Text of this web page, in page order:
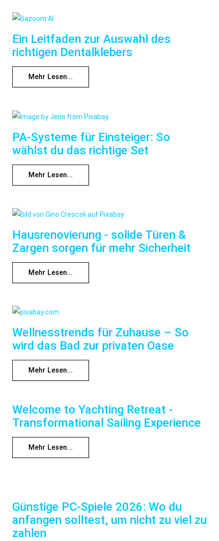
Ein Leitfaden zur Auswahl des
richtigen Dentalklebers
Mehr Lesen...
PA-Systeme für Einsteiger: So
wählst du das richtige Set
Mehr Lesen...
Hausrenovierung - solide Türen &
Zargen sorgen für mehr Sicherheit
Mehr Lesen...
Wellnesstrends für Zuhause – So
wird das Bad zur privaten Oase
Mehr Lesen...
Welcome to Yachting Retreat -
Transformational Sailing Experience
Mehr Lesen...
Günstige PC-Spiele 2026: Wo du
anfangen solltest, um nicht zu viel zu
zahlen